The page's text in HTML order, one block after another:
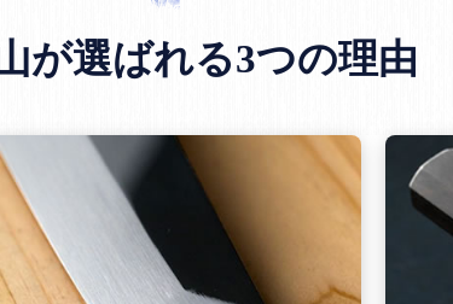
が選ばれる3つの理由